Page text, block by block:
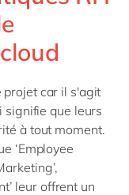
projet car il s'agit
signifie que leurs
à tout moment.
‘Employee
leur offrent un